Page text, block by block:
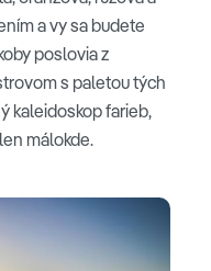
a vy sa budete
poslovia z
s paletou tých
kaleidoskop farieb,
málokde.